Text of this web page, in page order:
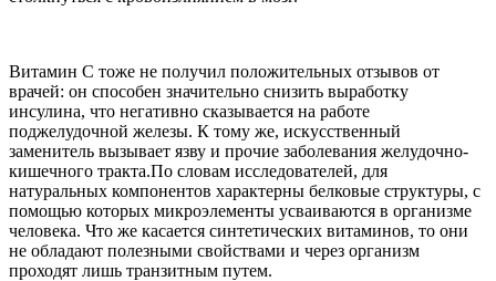
Витамин С тоже не получил положительных отзывов от
врачей: он способен значительно снизить выработку
инсулина, что негативно сказывается на работе
поджелудочной железы. К тому же, искусственный
заменитель вызывает язву и прочие заболевания желудочно-
кишечного тракта.По словам исследователей, для
натуральных компонентов характерны белковые структуры, с
помощью которых микроэлементы усваиваются в организме
человека. Что же касается синтетических витаминов, то они
не обладают полезными свойствами и через организм
проходят лишь транзитным путем.